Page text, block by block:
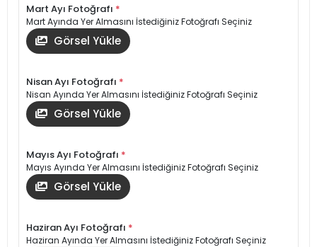
Mart Ayı Fotoğrafı *
Mart Ayında Yer Almasını İstediğiniz Fotoğrafı Seçiniz
Görsel Yükle
Nisan Ayı Fotoğrafı *
Nisan Ayında Yer Almasını İstediğiniz Fotoğrafı Seçiniz
Görsel Yükle
Mayıs Ayı Fotoğrafı *
Mayıs Ayında Yer Almasını İstediğiniz Fotoğrafı Seçiniz
Görsel Yükle
Haziran Ayı Fotoğrafı *
Haziran Ayında Yer Almasını İstediğiniz Fotoğrafı Seçiniz